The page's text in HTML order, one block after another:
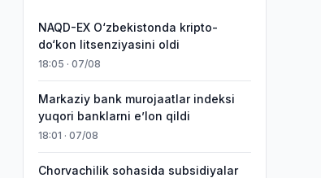
NAQD-EX O‘zbekistonda kripto-
do‘kon litsenziyasini oldi
18:05 · 07/08
Markaziy bank murojaatlar indeksi
yuqori banklarni eʼlon qildi
18:01 · 07/08
Chorvachilik sohasida subsidiyalar